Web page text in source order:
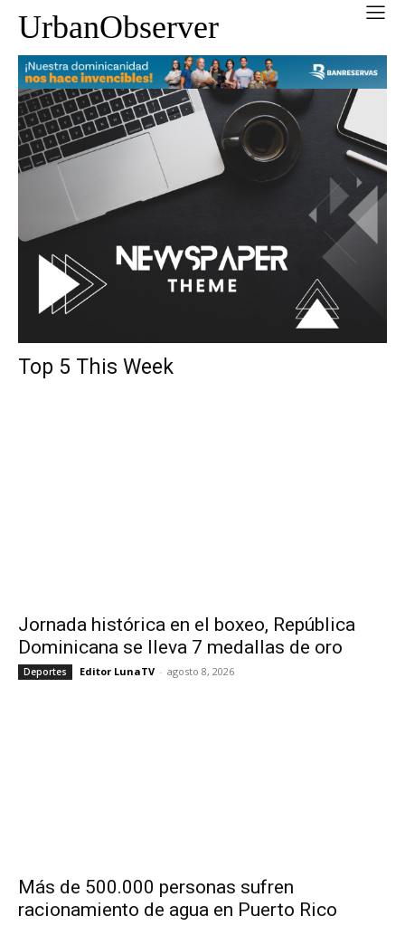
UrbanObserver
Top 5 This Week
Jornada histórica en el boxeo, República
Dominicana se lleva 7 medallas de oro
Deportes Editor LunaTV - agosto 8, 2026
Más de 500.000 personas sufren
racionamiento de agua en Puerto Rico